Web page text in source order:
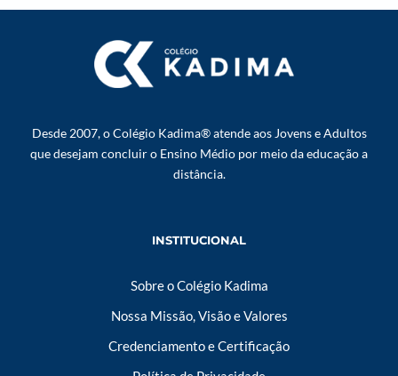
Desde 2007, o Colégio Kadima® atende aos Jovens e Adultos
que desejam concluir o Ensino Médio por meio da educação a
distância.
INSTITUCIONAL
Sobre o Colégio Kadima
Nossa Missão, Visão e Valores
Credenciamento e Certificação